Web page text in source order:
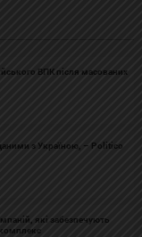
ВПК після масованих
з Україною, – Politico
які забезпечують